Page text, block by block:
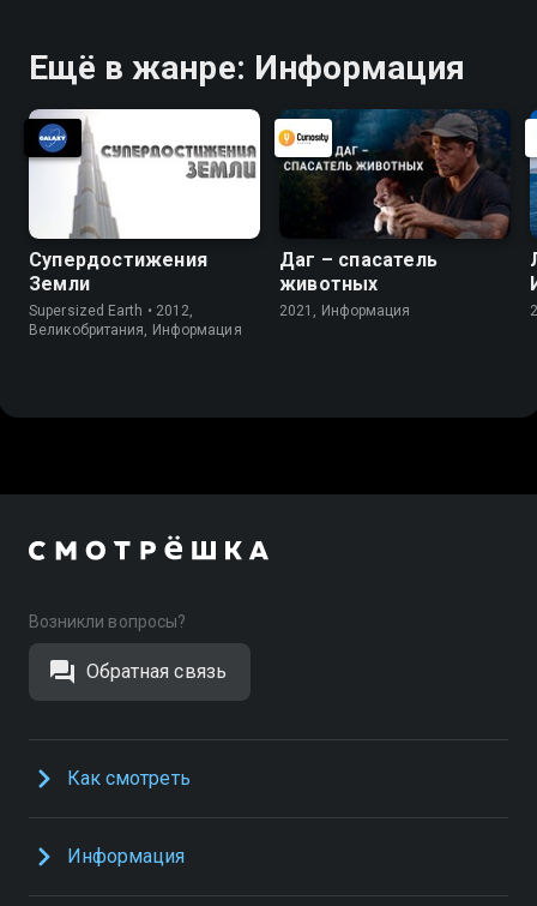
Ещё в жанре: Информация
Супердостижения
Земли
Supersized Earth • 2012,
Великобритания, Информация
Даг – спасатель
животных
2021, Информация
Возникли вопросы?
Обратная связь
Как смотреть
Информация